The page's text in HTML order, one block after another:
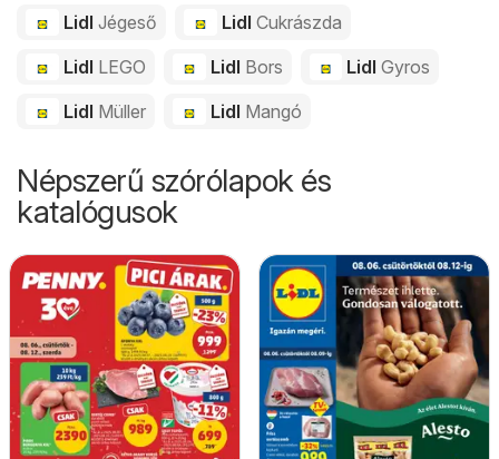
Lidl Jégeső Lidl Cukrászda
Lidl LEGO Lidl Bors LidlGyros
Lidl Müller Lidl Mangó
Népszerű szórólapok és
katalógusok